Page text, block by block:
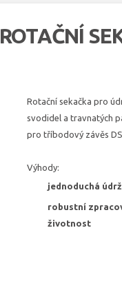
ROTAČNÍ
Rotační sekačka pro
svodidel a travnatých
pro tříbodový závěs
Výhody:
jednoduchá
robustní
životnost